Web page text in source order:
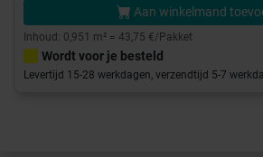
Aan winkelmand
Inhoud: 0,951 m² = 43,75 €/Pakket
Wordt voor je besteld
Levertijd 15-28 werkdagen, verzendtijd 5-7